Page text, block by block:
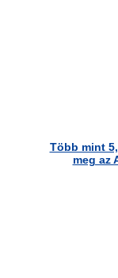
Több mint
meg az